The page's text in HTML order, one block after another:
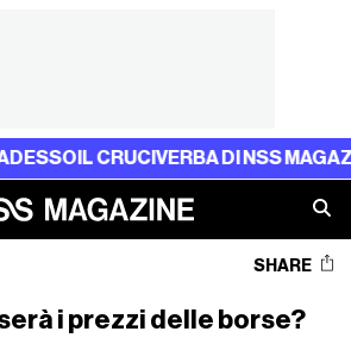
IL CRUCIVERBA DI NSS MAGAZINE -
SHARE
i prezzi delle borse?